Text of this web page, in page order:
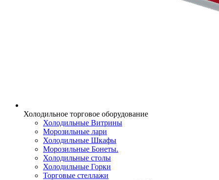
Холодильное торговое оборудование
Холодильные Витрины
Морозильные лари
Холодильные Шкафы
Морозильные Бонеты.
Холодильные столы
Холодильные Горки
Торговые стеллажи